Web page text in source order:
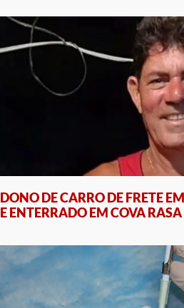
DONO DE CARRO DE FRETE
E ENTERRADO EM COVA RASA